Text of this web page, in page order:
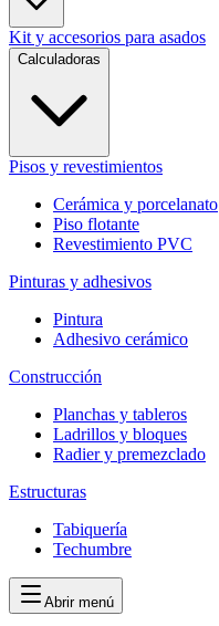
Kit y accesorios para asados
Calculadoras
Pisos y revestimientos
Cerámica y porcelanato
Piso flotante
Revestimiento PVC
Pinturas y adhesivos
Pintura
Adhesivo cerámico
Construcción
Planchas y tableros
Ladrillos y bloques
Radier y premezclado
Estructuras
Tabiquería
Techumbre
Abrir menú